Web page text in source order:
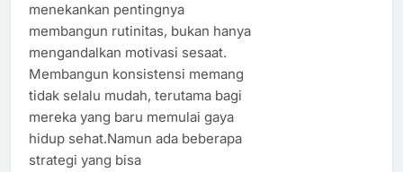
menekankan pentingnya
membangun rutinitas, bukan hanya
mengandalkan motivasi sesaat.
Membangun konsistensi memang
tidak selalu mudah, terutama bagi
mereka yang baru memulai gaya
hidup sehat.Namun ada beberapa
strategi yang bisa